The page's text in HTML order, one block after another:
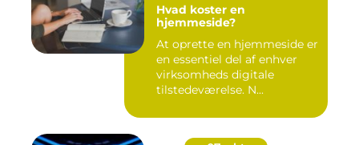
Hvad koster en
hjemmeside?
At oprette en hjemmeside er
en essentiel del af enhver
virksomheds digitale
tilstedeværelse. N...